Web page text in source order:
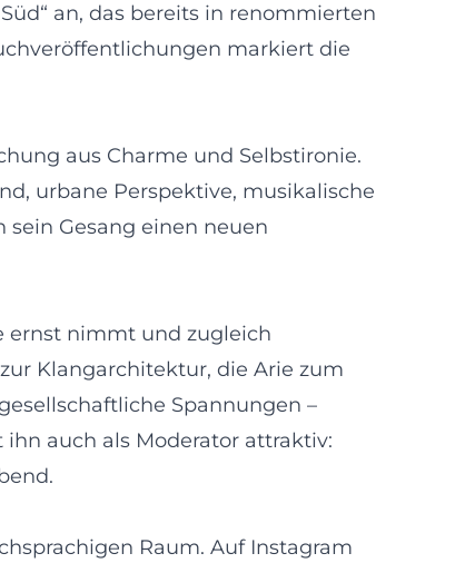
an, das bereits in renommierten
markiert die
aus Charme und Selbstironie.
urbane Perspektive, musikalische
sein Gesang einen neuen
ernst nimmt und zugleich
Klangarchitektur, die Arie zum
Spannungen –
auch als Moderator attraktiv:
Raum. Auf Instagram